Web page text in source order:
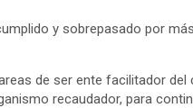
y sobrepasado por
de ser ente facilitador del
recaudador, para